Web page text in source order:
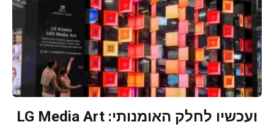
ועכשיו לחלק האומנותי: LG Media Art